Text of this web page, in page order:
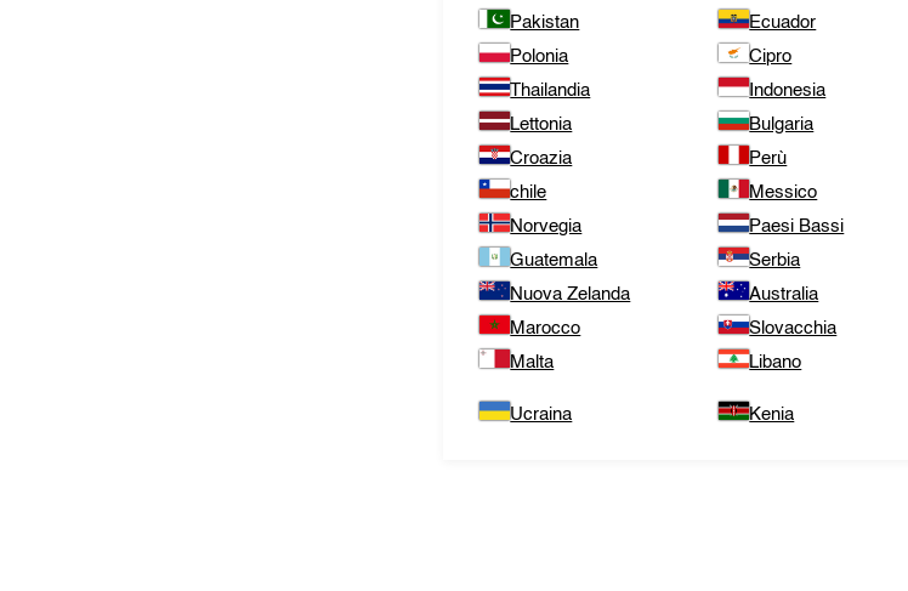
Pakistan
Ecuador
Polonia
Cipro
Thailandia
Indonesia
Lettonia
Bulgaria
Croazia
Perù
chile
Messico
Norvegia
Paesi Bassi
Guatemala
Serbia
Nuova Zelanda
Australia
Marocco
Slovacchia
Malta
Libano
Ucraina Kenia